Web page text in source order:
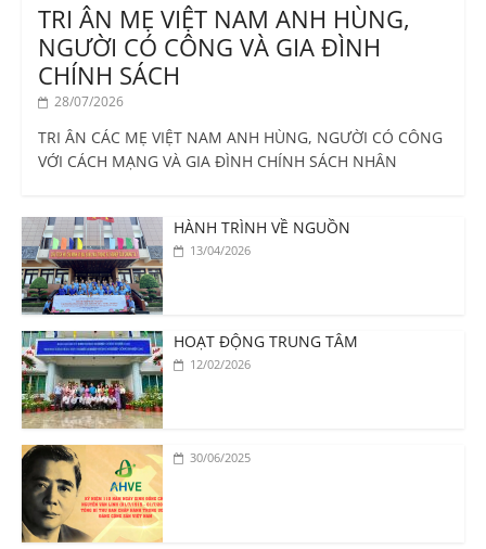
TRI ÂN MẸ VIỆT NAM ANH HÙNG,
NGƯỜI CÓ CÔNG VÀ GIA ĐÌNH
CHÍNH SÁCH
28/07/2026
TRI ÂN CÁC MẸ VIỆT NAM ANH HÙNG, NGƯỜI CÓ CÔNG
VỚI CÁCH MẠNG VÀ GIA ĐÌNH CHÍNH SÁCH NHÂN
HÀNH TRÌNH VỀ NGUỒN
13/04/2026
HOẠT ĐỘNG TRUNG TÂM
12/02/2026
30/06/2025